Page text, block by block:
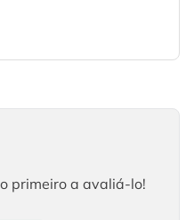
primeiro a avaliá-lo!